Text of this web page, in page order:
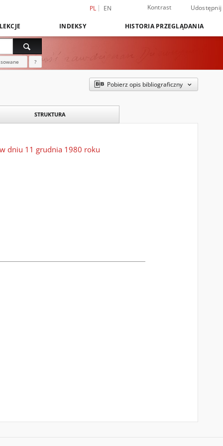
PL EN Kontrast Udostępnij
INDEKSY HISTORIA PRZEGLĄDANIA
?
Pobierz opis bibliograficzny
STRUKTURA
dniu 11 grudnia 1980 roku